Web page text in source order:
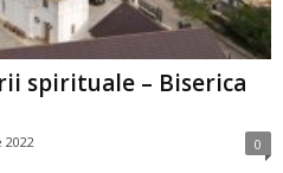
spirituale – Biserica
0